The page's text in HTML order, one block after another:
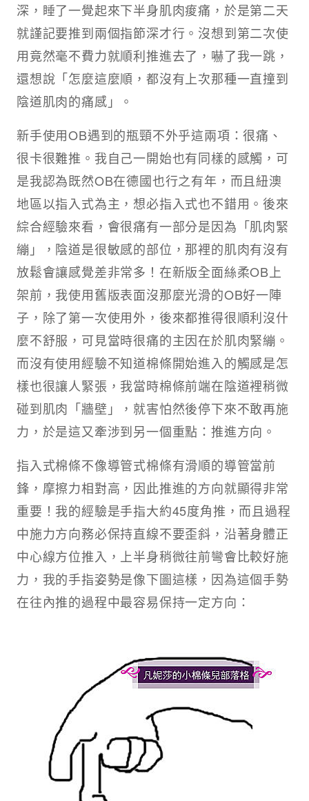
深，睡了一覺起來下半身肌肉痠痛，於是第二天
就謹記要推到兩個指節深才行。沒想到第二次使
用竟然毫不費力就順利推進去了，嚇了我一跳，
還想說「怎麼這麼順，都沒有上次那種一直撞到
陰道肌肉的痛感」。
新手使用OB遇到的瓶頸不外乎這兩項：很痛、
很卡很難推。我自己一開始也有同樣的感觸，可
是我認為既然OB在德國也行之有年，而且紐澳
地區以指入式為主，想必指入式也不錯用。後來
綜合經驗來看，會很痛有一部分是因為「肌肉緊
繃」，陰道是很敏感的部位，那裡的肌肉有沒有
放鬆會讓感覺差非常多！在新版全面絲柔OB上
架前，我使用舊版表面沒那麼光滑的OB好一陣
子，除了第一次使用外，後來都推得很順利沒什
麼不舒服，可見當時很痛的主因在於肌肉緊繃。
而沒有使用經驗不知道棉條開始進入的觸感是怎
樣也很讓人緊張，我當時棉條前端在陰道裡稍微
碰到肌肉「牆壁」，就害怕然後停下來不敢再施
力，於是這又牽涉到另一個重點：推進方向。
指入式棉條不像導管式棉條有滑順的導管當前
鋒，摩擦力相對高，因此推進的方向就顯得非常
重要！我的經驗是手指大約45度角推，而且過程
中施力方向務必保持直線不要歪斜，沿著身體正
中心線方位推入，上半身稍微往前彎會比較好施
力，我的手指姿勢是像下圖這樣，因為這個手勢
在往內推的過程中最容易保持一定方向：